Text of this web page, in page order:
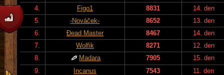
4.
Figo1 8831
14. den
5.
-Nováček- 8652
13. den
6.
Đead Master 8467
14. den
7.
Wolfik 8271
12. den
8.
Madara 7905
15. den
9.
Incanus 7543
11. den